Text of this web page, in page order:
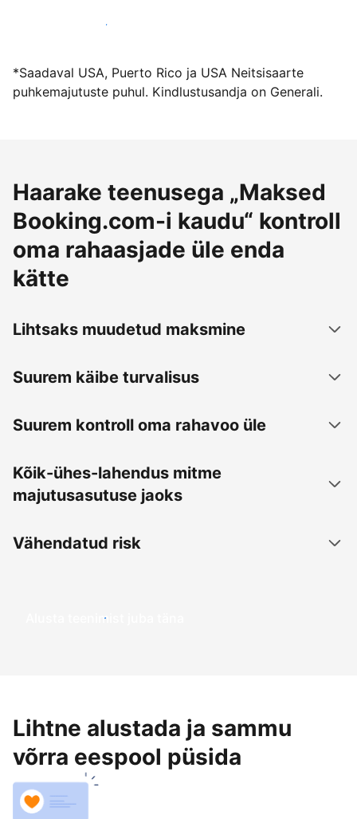
Võõrusta meiega juba täna
*Saadaval USA, Puerto Rico ja USA Neitsisaarte
puhkemajutuste puhul. Kindlustusandja on Generali.
Haarake teenusega „Maksed
Booking.com-i kaudu“ kontroll
oma rahaasjade üle enda
kätte
Lihtsaks muudetud maksmine
Suurem käibe turvalisus
Suurem kontroll oma rahavoo üle
Kõik-ühes-lahendus mitme
majutusasutuse jaoks
Vähendatud risk
Alusta teenimist juba täna
Lihtne alustada ja sammu
võrra eespool püsida